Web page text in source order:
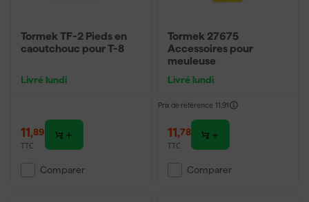
Tormek TF-2 Pieds en
caoutchouc pour T-8
Livré lundi
11,89
TTC
Comparer
Tormek 27675
Accessoires pour
meuleuse
Livré lundi
Prix de référence 11,91
11,78
TTC
Comparer